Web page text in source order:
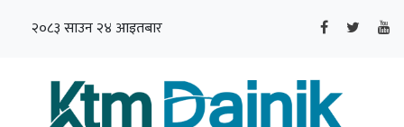
२०८३ साउन २४ आइतबार